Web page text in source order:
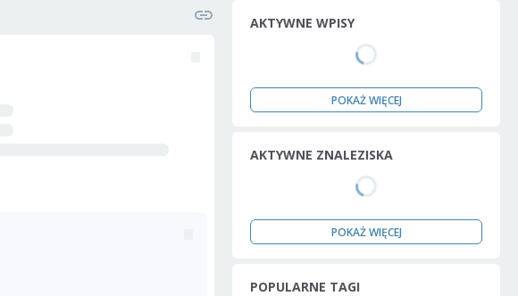
AKTYWNE WPISY
POKAŻ WIĘCEJ
AKTYWNE ZNALEZISKA
POKAŻ WIĘCEJ
POPULARNE TAGI